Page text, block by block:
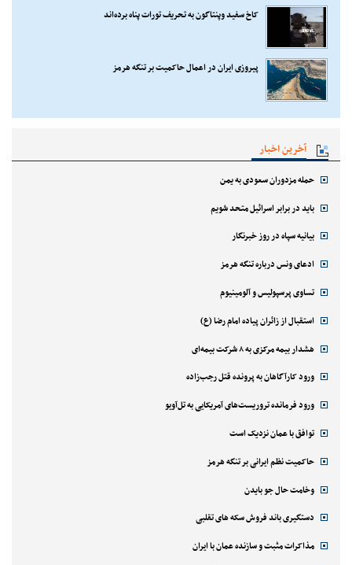
کاخ سفید وپنتاگون به تحریف تورات پناه برده‌اند
پیروزی ایران در اعمال حاکمیت بر تنگه هرمز
آخرین اخبار
حمله مزدوران سعودی به یمن
باید در برابر اسرائیل متحد شویم
بیانیه سپاه در روز خبرنگار
ادعای ونس درباره تنگه هرمز
تساوی پرسپولیس و آلومینیوم
استقبال از زائران پیاده امام رضا (ع)
هشدار بیمه مرکزی به ۸ شرکت بیمه‌ای
ورود کارآگاهان به پرونده قتل رجب‌زاده
ورود فرمانده تروریست‌های آمریکایی به تل‌آویو
توافق با عمان نزدیک است
حاکمیت نظم ایرانی بر تنگه هرمز
وخامت حال جو بایدن
دستگیری باند فروش سکه های تقلبی
مذاکرات مثبت و سازنده عمان با ایران